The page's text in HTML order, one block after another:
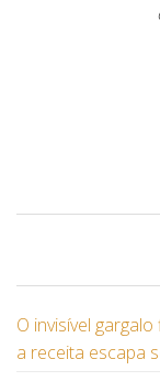
O invisível
a receita escapa